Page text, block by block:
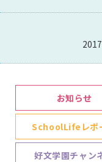
お知らせ
SchoolLifeレポ
好文学園チャン